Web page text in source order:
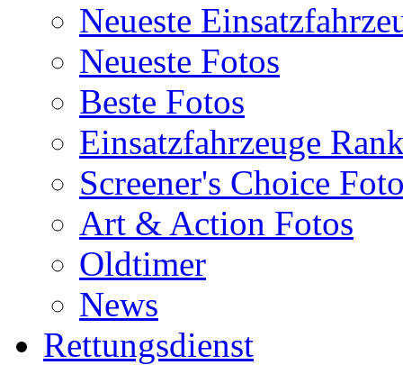
Neueste
Neueste Fotos
Beste Fotos
Einsatzfahrzeuge
Screener's Choice
Art & Action Fotos
Oldtimer
News
Rettungsdienst